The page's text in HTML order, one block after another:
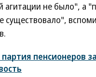
агитации не было", а
существовало",
партия пенсионеров за